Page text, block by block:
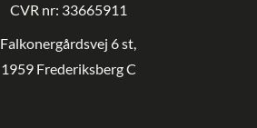
CVR nr: 33665911
Falkonergårdsvej 6 st,
1959 Frederiksberg C